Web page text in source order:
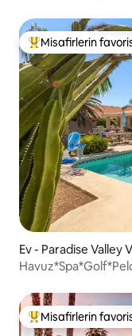
Misafirlerin
Misafirlerin
Ev - Paradise Valley
Misafirlerin
Misafirlerin